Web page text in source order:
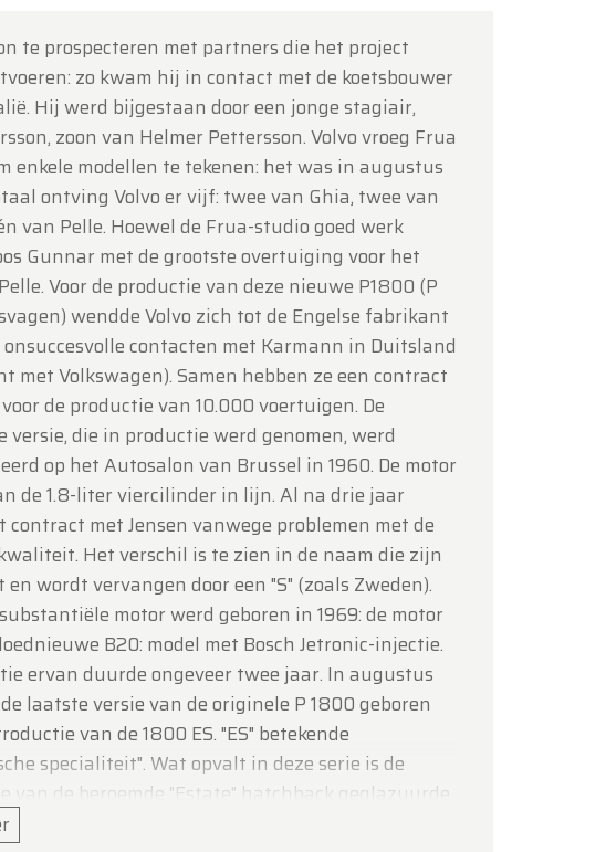
te prospecteren met partners die het project
zo kwam hij in contact met de koetsbouwer
Hij werd bijgestaan ​​door een jonge stagiair,
zoon van Helmer Pettersson. Volvo vroeg Frua
enkele modellen te tekenen: het was in augustus
ontving Volvo er vijf: twee van Ghia, twee van
van Pelle. Hoewel de Frua-studio goed werk
Gunnar met de grootste overtuiging voor het
Voor de productie van deze nieuwe P1800 (P
wendde Volvo zich tot de Engelse fabrikant
onsuccesvolle contacten met Karmann in Duitsland
met Volkswagen). Samen hebben ze een contract
de productie van 10.000 voertuigen. De
die in productie werd genomen, werd
op het Autosalon van Brussel in 1960. De motor
de 1.8-liter viercilinder in lijn. Al na drie jaar
contract met Jensen vanwege problemen met de
Het verschil is te zien in de naam die zijn
en wordt vervangen door een "S" (zoals Zweden).
motor werd geboren in 1969: de motor
B20: model met Bosch Jetronic-injectie.
ervan duurde ongeveer twee jaar. In augustus
de laatste versie van de originele P 1800 geboren
van de 1800 ES. "ES" betekende
specialiteit". Wat opvalt in deze serie is de
van de beroemde "Estate" hatchback geglazuurde
handgreep. Als iemand een lèse-majesté-
×
(O.L.V.
augustus tot en
.